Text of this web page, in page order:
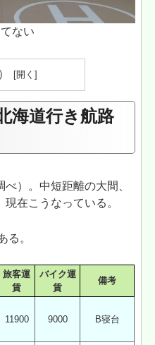
ない
海道行き航路
）。中短距離の大間、
在こうなっている。
る。
旅客運
賃
バイク運
賃
備考
11900 9000 B寝台